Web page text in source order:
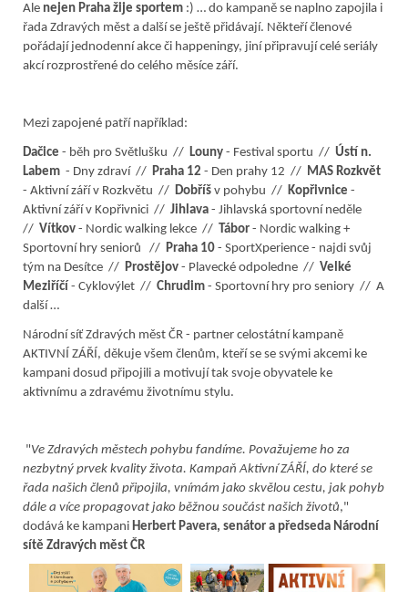
Ale nejen Praha žije sportem :) … do kampaně se naplno zapojila i
řada Zdravých měst a další se ještě přidávají. Někteří členové
pořádají jednodenní akce či happeningy, jiní připravují celé seriály
akcí rozprostřené do celého měsíce září.
Mezi zapojené patří například:
Dačice - běh pro Světlušku // Louny - Festival sportu // Ústí n.
Labem - Dny zdraví // Praha 12 - Den prahy 12 // MAS Rozkvět
- Aktivní září v Rozkvětu // Dobříš v pohybu // Kopřivnice -
Aktivní září v Kopřivnici // Jihlava - Jihlavská sportovní neděle
// Vítkov - Nordic walking lekce // Tábor - Nordic walking +
Sportovní hry seniorů // Praha 10 - SportXperience - najdi svůj
tým na Desítce // Prostějov - Plavecké odpoledne // Velké
Meziříčí - Cyklovýlet // Chrudim - Sportovní hry pro seniory // A
další …
Národní síť Zdravých měst ČR - partner celostátní kampaně
AKTIVNÍ ZÁŘÍ, děkuje všem členům, kteří se se svými akcemi ke
kampani dosud připojili a motivují tak svoje obyvatele ke
aktivnímu a zdravému životnímu stylu.
"Ve Zdravých městech pohybu fandíme. Považujeme ho za
nezbytný prvek kvality života. Kampaň Aktivní ZÁŘÍ, do které se
řada našich členů připojila, vnímám jako skvělou cestu, jak pohyb
dále a více propagovat jako běžnou součást našich životů,"
dodává ke kampani Herbert Pavera, senátor a předseda Národní
sítě Zdravých měst ČR